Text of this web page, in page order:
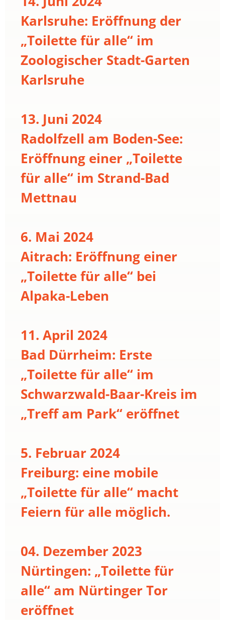
Karlsruhe: Eröffnung der
„Toilette für alle“ im
Zoologischer Stadt-Garten
Karlsruhe
13. Juni 2024
Radolfzell am Boden-See:
Eröffnung einer „Toilette
für alle“ im Strand-Bad
Mettnau
6. Mai 2024
Aitrach: Eröffnung einer
„Toilette für alle“ bei
Alpaka-Leben
11. April 2024
Bad Dürrheim: Erste
„Toilette für alle“ im
Schwarzwald-Baar-Kreis im
„Treff am Park“ eröffnet
5. Februar 2024
Freiburg: eine mobile
„Toilette für alle“ macht
Feiern für alle möglich.
04. Dezember 2023
Nürtingen: „Toilette für
alle“ am Nürtinger Tor
eröffnet